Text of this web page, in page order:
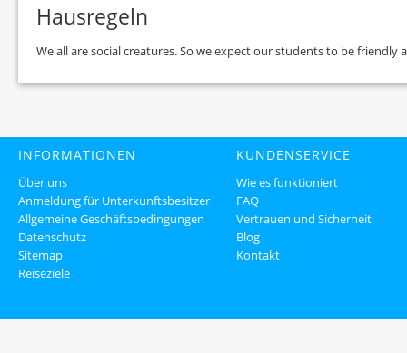
Hausregeln
We all are social creatures. So we expect our students to be friendly
INFORMATIONEN
Über uns
Anmeldung für Unterkunftsbesitzer
Allgemeine Geschäftsbedingungen
Datenschutz
Sitemap
Reiseziele
KUNDENSERVICE
Wie es funktioniert
FAQ
Vertrauen und Sicherheit
Blog
Kontakt